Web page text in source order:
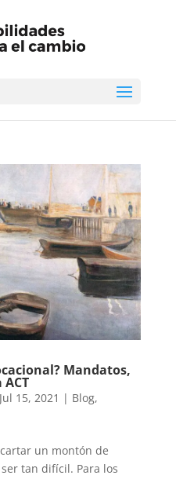
Mandatos,
Jul 15, 2021 | Blog,
un montón de
tan difícil. Para los